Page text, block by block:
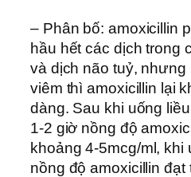
– Phân bố: amoxicillin
hầu hết các dịch trong
và dịch não tuỷ, nhưng
viêm thì amoxicillin lại
dàng. Sau khi uống
1-2 giờ nồng độ
khoảng 4-5mcg/ml, khi
nồng độ amoxicillin đạt